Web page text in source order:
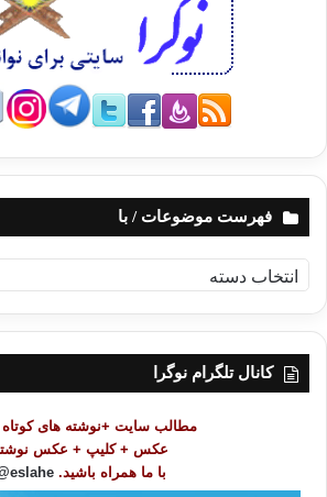
فهرست موضوعات / با
ه
ر
کانال تلگرام نوگرا
مطالب سایت +نوشته های کوتاه
عکس + کلیپ + عکس
با ما همراه باشید. eslahe@